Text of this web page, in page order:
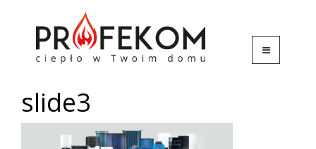
slide3